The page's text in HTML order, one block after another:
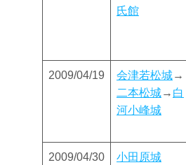
氏館
2009/04/19 会津若松城→
二本松城→ 白
河小峰城
2009/04/30 小田原城